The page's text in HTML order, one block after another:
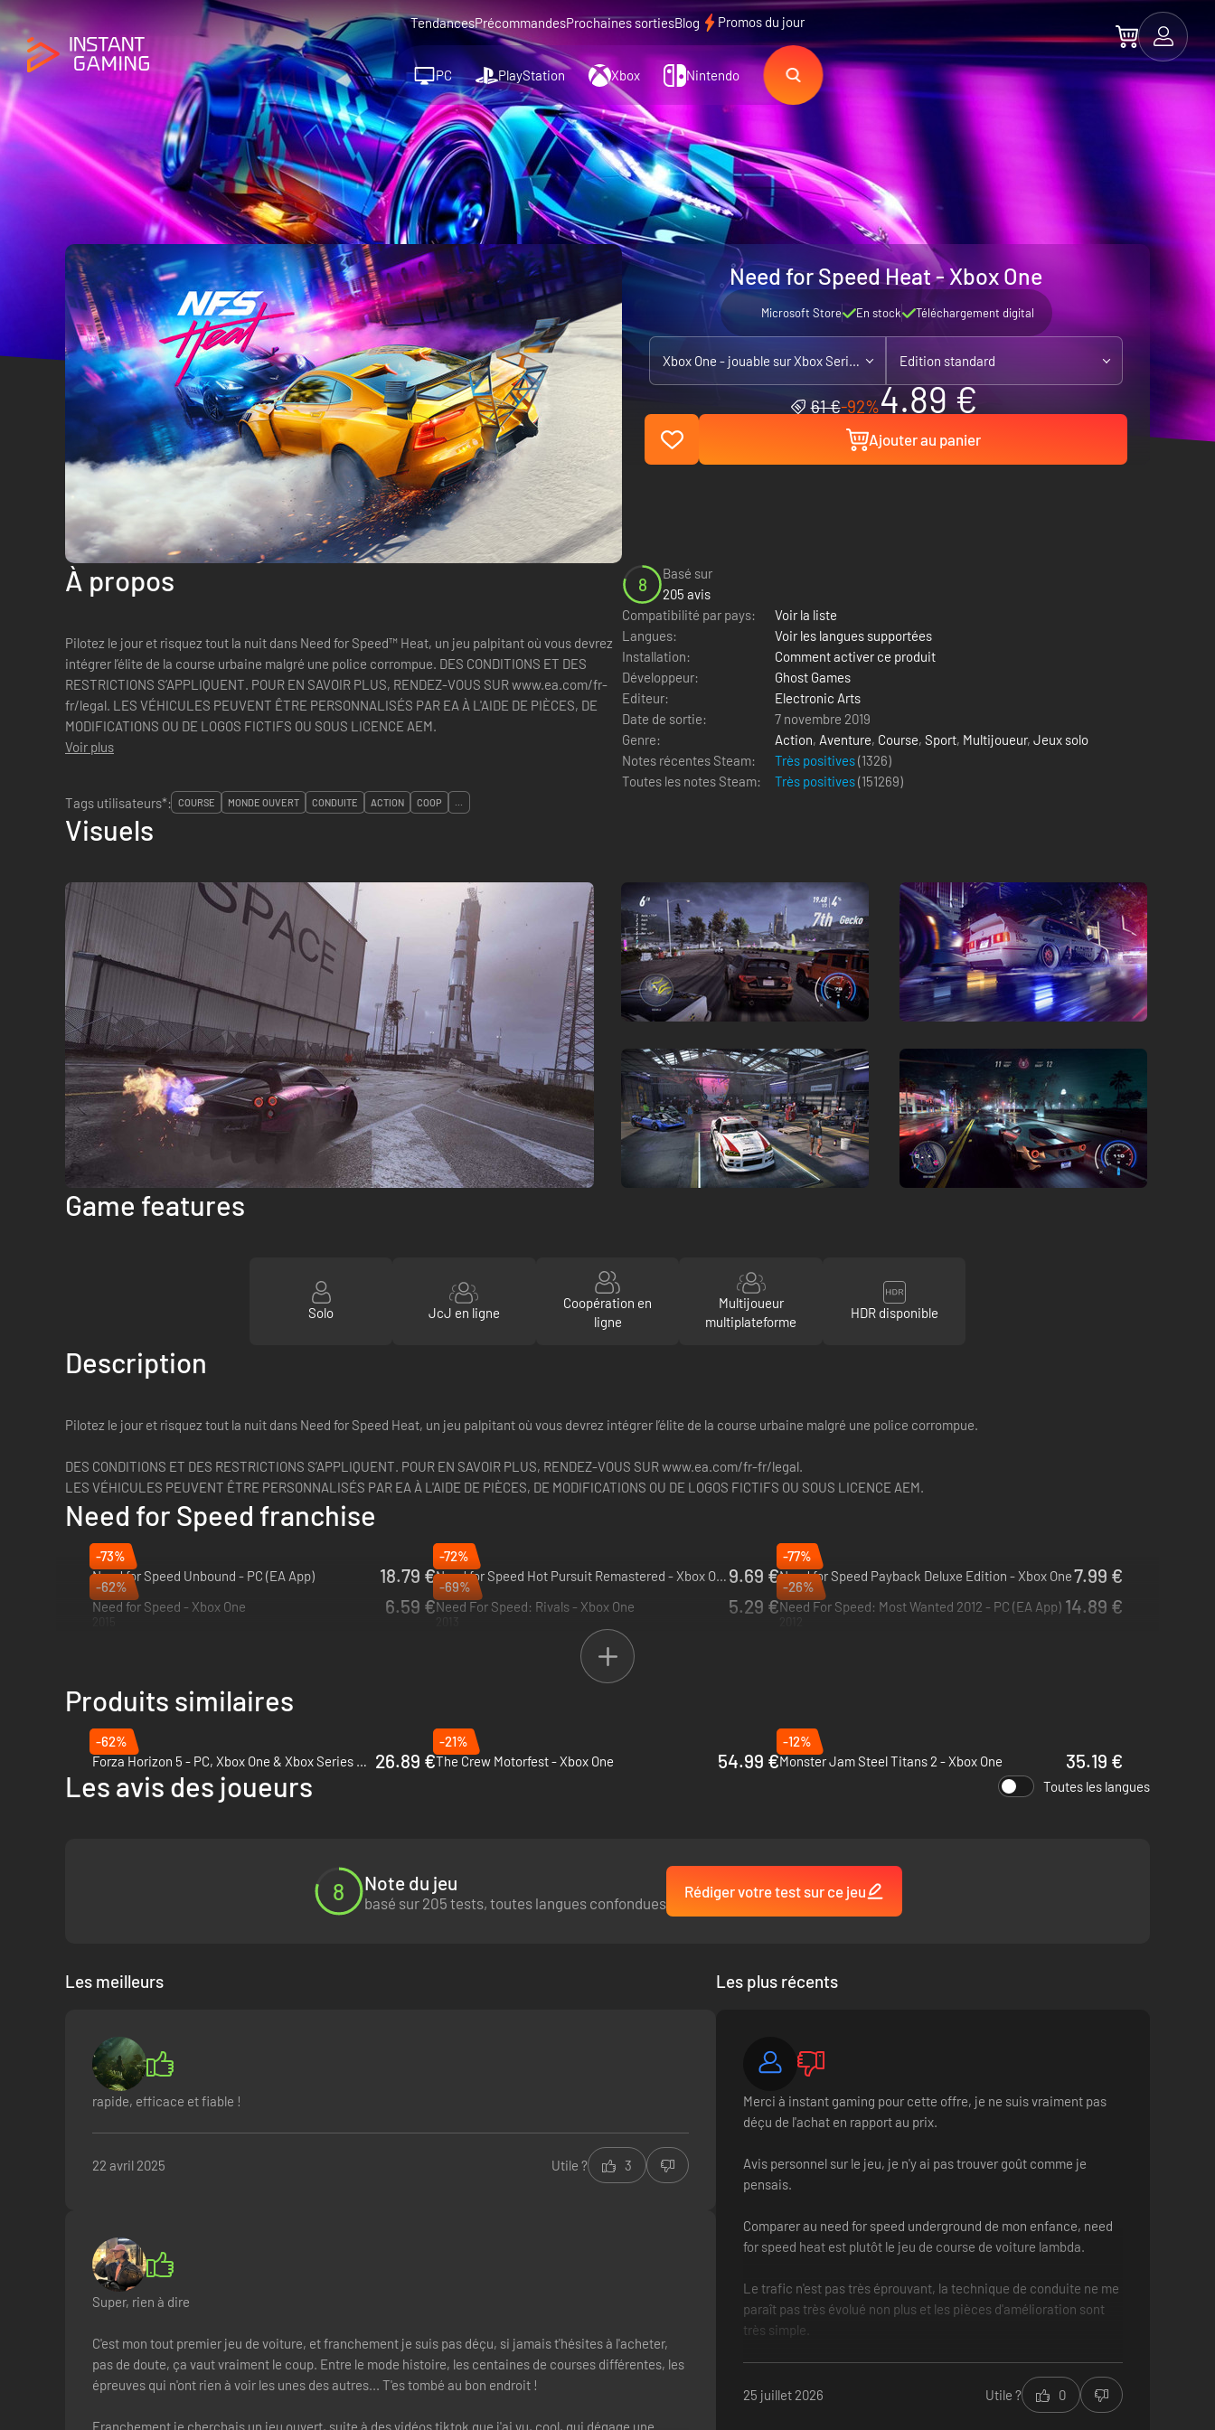
TendancesPrécommandesProchaines sortiesBlog Promos du jour
PC PlayStation Xbox Nintendo
Need for Speed Heat - Xbox One
Microsoft Store En stock Téléchargement digital
Xbox One - jouable sur Xbox Series X|S Edition standard
61 €-92%4.89 €
Ajouter au panier
À propos
Pilotez le jour et risquez tout la nuit dans Need for Speed™ Heat, un jeu palpitant où vous devrez
intégrer l’élite de la course urbaine malgré une police corrompue. DES CONDITIONS ET DES
RESTRICTIONS S’APPLIQUENT. POUR EN SAVOIR PLUS, RENDEZ-VOUS SUR www.ea.com/fr-
fr/legal. LES VÉHICULES PEUVENT ÊTRE PERSONNALISÉS PAR EA À L'AIDE DE PIÈCES, DE
MODIFICATIONS OU DE LOGOS FICTIFS OU SOUS LICENCE AEM.
Voir plus
8
Basé sur
205 avis
Compatibilité par pays:
Voir la liste
Langues:
Voir les langues supportées
Installation:
Comment activer ce produit
Développeur:
Ghost Games
Editeur:
Electronic Arts
Date de sortie:
7 novembre 2019
Genre:
Action, Aventure, Course, Sport, Multijoueur, Jeux solo
Notes récentes Steam:
Très positives(1326)
Toutes les notes Steam:
Très positives(151269)
Tags utilisateurs*:
COURSE MONDE OUVERT CONDUITE ACTION COOP ...
Visuels
Game features
Solo JcJ en ligne
Coopération en
ligne
Multijoueur
multiplateforme
HDR disponible
Description
Pilotez le jour et risquez tout la nuit dans Need for Speed Heat, un jeu palpitant où vous devrez intégrer l’élite de la course urbaine malgré une police corrompue.
DES CONDITIONS ET DES RESTRICTIONS S’APPLIQUENT. POUR EN SAVOIR PLUS, RENDEZ-VOUS SUR www.ea.com/fr-fr/legal.
LES VÉHICULES PEUVENT ÊTRE PERSONNALISÉS PAR EA À L'AIDE DE PIÈCES, DE MODIFICATIONS OU DE LOGOS FICTIFS OU SOUS LICENCE AEM.
Need for Speed franchise
-73%
Need for Speed Unbound - PC (EA App)
2022
18.79 €
-72%
Need for Speed Hot Pursuit Remastered - Xbox One
2020
9.69 €
-77%
Need for Speed Payback Deluxe Edition - Xbox One
2017
7.99 €
-62%
Need for Speed - Xbox One
6.59 €
-69%
Need For Speed: Rivals - Xbox One
5.29 €
-26%
Need For Speed: Most Wanted 2012 - PC (EA App) 14.89 €
Produits similaires
-62%
Forza Horizon 5 - PC, Xbox One & Xbox Series X|S (Microsoft Store)
26.89 €
-21%
The Crew Motorfest - Xbox One
54.99 €
-12%
Monster Jam Steel Titans 2 - Xbox One
35.19 €
Les avis des joueurs Toutes les langues
8 Note du jeu
basé sur 205 tests, toutes langues confondues
Rédiger votre test sur ce jeu
Les meilleurs
rapide, efficace et fiable !
22 avril 2025 Utile ? 3
Super, rien à dire
C'est mon tout premier jeu de voiture, et franchement je suis pas déçu, si jamais t'hésites à l'acheter,
pas de doute, ça vaut vraiment le coup. Entre le mode histoire, les centaines de courses différentes, les
épreuves qui n'ont rien à voir les unes des autres... T'es tombé au bon endroit !
Franchement je cherchais un jeu ouvert, suite à des vidéos tiktok que j'ai vu, cool, qui dégage une
Les plus récents
Merci à instant gaming pour cette offre, je ne suis vraiment pas
déçu de l'achat en rapport au prix.
Avis personnel sur le jeu, je n'y ai pas trouver goût comme je
pensais.
Comparer au need for speed underground de mon enfance, need
for speed heat est plutôt le jeu de course de voiture lambda.
Le trafic n'est pas très éprouvant, la technique de conduite ne me
paraît pas très évolué non plus et les pièces d'amélioration sont
très simple.
un adulte qui cherche à trouver des sensations qu'il ne s'autorise
25 juillet 2026 Utile ? 0